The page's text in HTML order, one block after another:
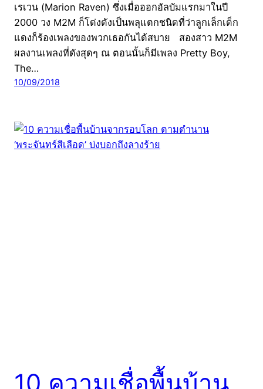
เรเวน (Marion Raven) ซึ่งเมื่อออกอัลบัมแรกมาในปี
2000 วง M2M ก็โด่งดังเป็นพลุแตกชนิดที่ว่าลูกเล็กเด็ก
แดงก็ร้องเพลงของพวกเธอกันได้สบาย สองสาว M2M
ผลงานเพลงที่ดังสุดๆ ณ ตอนนั้นก็มีเพลง Pretty Boy,
The…
10/09/2018
10 ความเชื่อพื้นบ้าน